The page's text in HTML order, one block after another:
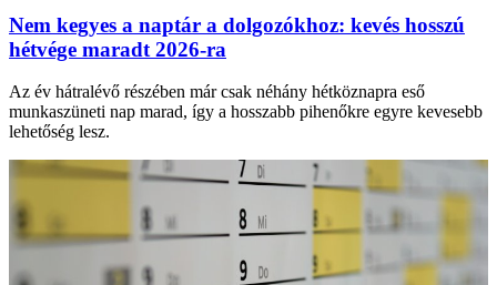
Nem kegyes a naptár a dolgozókhoz: kevés hosszú
hétvége maradt 2026-ra
Az év hátralévő részében már csak néhány hétköznapra eső
munkaszüneti nap marad, így a hosszabb pihenőkre egyre kevesebb
lehetőség lesz.